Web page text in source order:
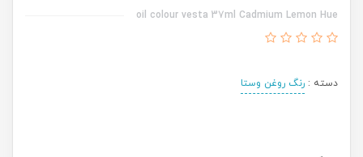
oil colour vesta 37ml Cadmium Lemon Hue
دسته : رنگ روغن وستا